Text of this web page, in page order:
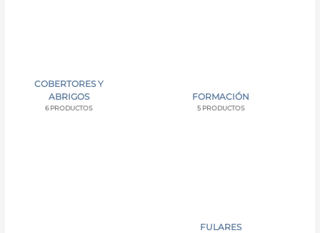
COBERTORES Y
ABRIGOS
6 PRODUCTOS
FORMACIÓN
5 PRODUCTOS
FULARES